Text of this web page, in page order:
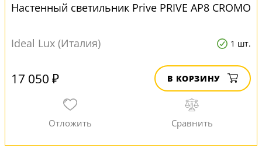
Настенный светильник Prive PRIVE AP8 CROMO
Ideal Lux (Италия) 1 шт.
17 050 ₽ В КОРЗИНУ